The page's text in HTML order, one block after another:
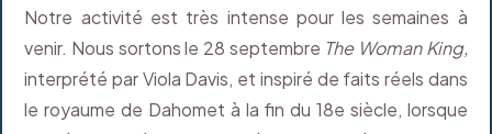
Notre activité est très intense pour les semaines à
venir. Nous sortons le 28 septembre The Woman King,
interprété par Viola Davis, et inspiré de faits réels dans
le royaume de Dahomet à la fin du 18e siècle, lorsque